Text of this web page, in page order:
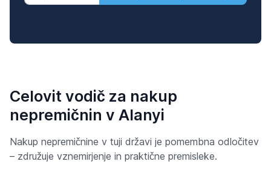
Celovit vodič za nakup
nepremičnin v Alanyi
Nakup nepremičnine v tuji državi je pomembna odločitev
– združuje vznemirjenje in praktične premisleke.